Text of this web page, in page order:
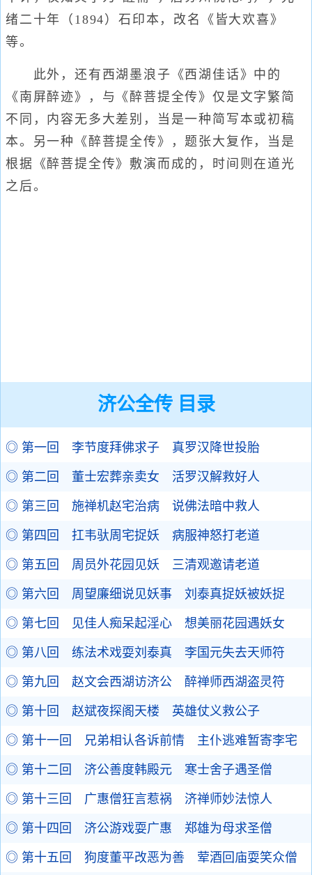
绪二十年（1894）石印本，改名《皆大欢喜》
等。
此外，还有西湖墨浪子《西湖佳话》中的
《南屏醉迹》，与《醉菩提全传》仅是文字繁简
不同，内容无多大差别，当是一种简写本或初稿
本。另一种《醉菩提全传》，题张大复作，当是
根据《醉菩提全传》敷演而成的，时间则在道光
之后。
济公全传 目录
◎ 第一回 李节度拜佛求子 真罗汉降世投胎
◎ 第二回 董士宏葬亲卖女 活罗汉解救好人
◎ 第三回 施禅机赵宅治病 说佛法暗中救人
◎ 第四回 扛韦驮周宅捉妖 病服神怒打老道
◎ 第五回 周员外花园见妖 三清观邀请老道
◎ 第六回 周望廉细说见妖事 刘泰真捉妖被妖捉
◎ 第七回 见佳人痴呆起淫心 想美丽花园遇妖女
◎ 第八回 练法术戏耍刘泰真 李国元失去天师符
◎ 第九回 赵文会西湖访济公 醉禅师西湖盗灵符
◎ 第十回 赵斌夜探阁天楼 英雄仗义救公子
◎ 第十一回 兄弟相认各诉前情 主仆逃难暂寄李宅
◎ 第十二回 济公善度韩殿元 寒士舍子遇圣僧
◎ 第十三回 广惠僧狂言惹祸 济禅师妙法惊人
◎ 第十四回 济公游戏耍广惠 郑雄为母求圣僧
◎ 第十五回 狗度董平改恶为善 荤酒回庙耍笑众僧